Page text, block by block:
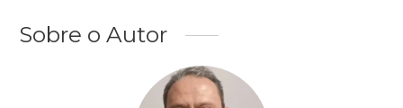
Sobre o Autor